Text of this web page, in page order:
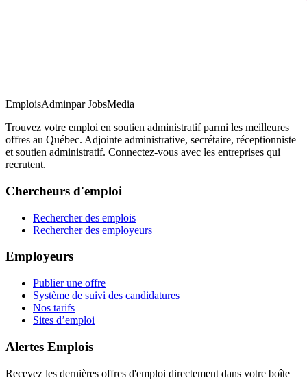
EmploisAdminpar JobsMedia
Trouvez votre emploi en soutien administratif parmi les meilleures
offres au Québec. Adjointe administrative, secrétaire, réceptionniste
et soutien administratif. Connectez-vous avec les entreprises qui
recrutent.
Chercheurs d'emploi
Rechercher des emplois
Rechercher des employeurs
Employeurs
Publier une offre
Système de suivi des candidatures
Nos tarifs
Sites d’emploi
Alertes Emplois
Recevez les dernières offres d'emploi directement dans votre boîte